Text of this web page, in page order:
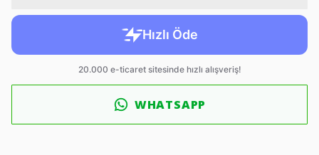
WHATSAPP